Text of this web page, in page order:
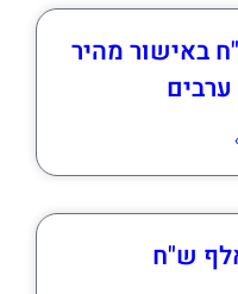
עד 20,000 ש"ח באישור מהיר
ערבים